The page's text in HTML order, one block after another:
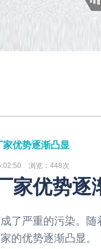
优势逐渐凸显
浏览：448次
家优势逐
了严重的污染。
的优势逐渐凸显。